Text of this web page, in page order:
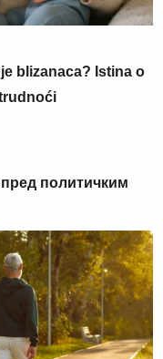
blizanaca? Istina o
пред политичким